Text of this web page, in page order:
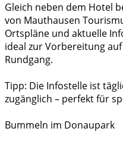
Gleich neben dem Hotel
von Mauthausen
Ortspläne und aktuelle
ideal zur Vorbereitung
Rundgang.
Tipp: Die Infostelle ist
zugänglich – perfekt für
Bummeln im Donaupark